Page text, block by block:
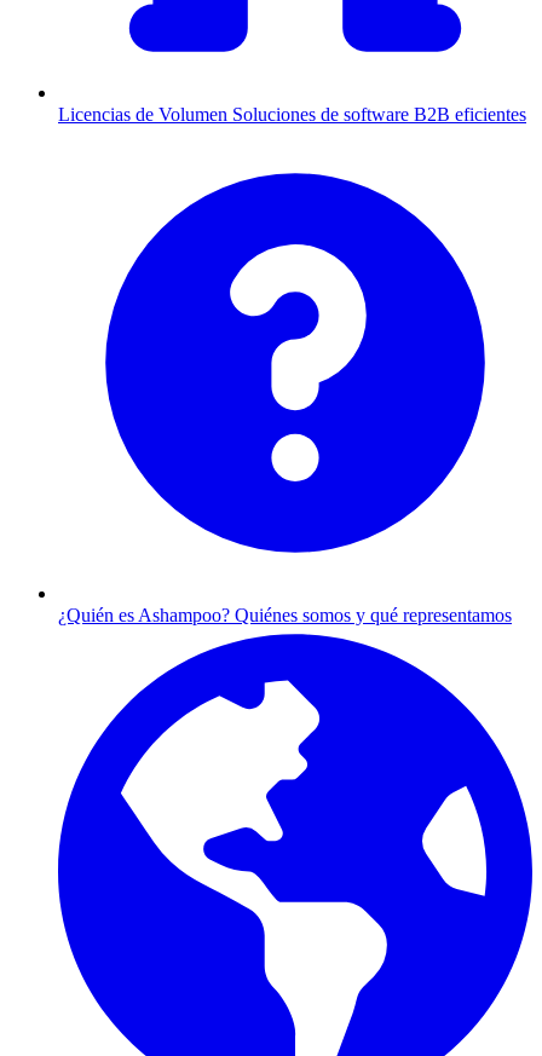
Licencias de Volumen Soluciones de software B2B eficientes
¿Quién es Ashampoo? Quiénes somos y qué representamos